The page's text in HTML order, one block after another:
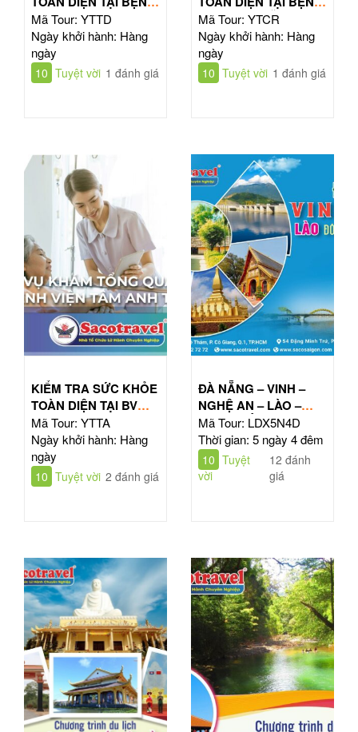
VIỆN TỪ DŨ
Mã Tour: YTTD
Ngày khởi hành: Hàng
ngày
10 Tuyệt vời 1 đánh giá
VIỆN CHỢ RẪY
Mã Tour: YTCR
Ngày khởi hành: Hàng
ngày
10 Tuyệt vời 1 đánh giá
KIỂM TRA SỨC KHỎE
TOÀN DIỆN TẠI BV
TÂM ANH HỒ CHÍ
MINH
Mã Tour: YTTA
Ngày khởi hành: Hàng
ngày
10 Tuyệt vời 2 đánh giá
ĐÀ NẴNG – VINH –
NGHỆ AN – LÀO –
ĐÔNG BẮC THÁI LAN
| TOUR 5N4Đ
Mã Tour: LDX5N4D
Thời gian: 5 ngày 4 đêm
10 Tuyệt
vời
12 đánh
giá